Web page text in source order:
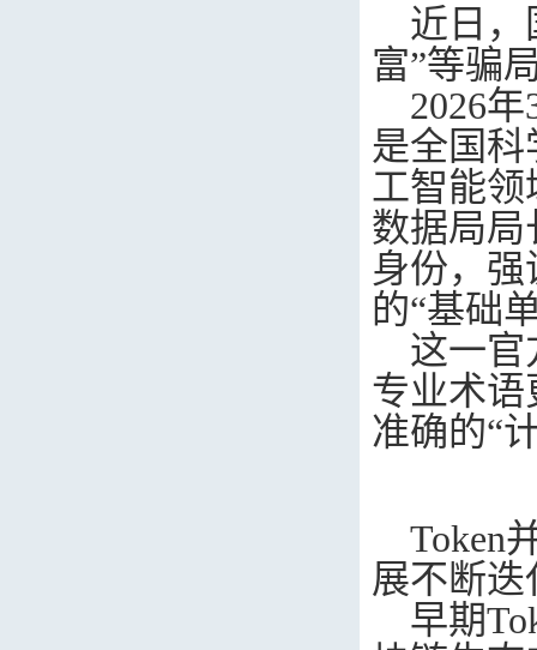
近日，
富”等骗
2026年
是全国科
工智能领
数据局局
身份，强
的“基础
这一官
专业术
准确的“
Token
展不断
早期